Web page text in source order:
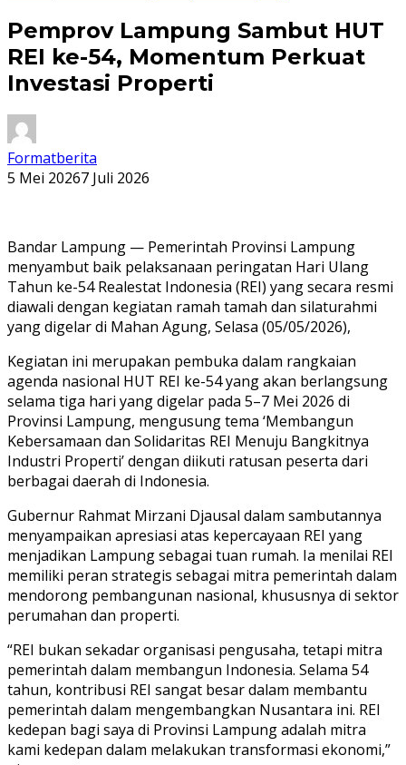
Pemprov Lampung Sambut HUT
REI ke-54, Momentum Perkuat
Investasi Properti
Formatberita
5 Mei 20267 Juli 2026
Bandar Lampung — Pemerintah Provinsi Lampung
menyambut baik pelaksanaan peringatan Hari Ulang
Tahun ke-54 Realestat Indonesia (REI) yang secara resmi
diawali dengan kegiatan ramah tamah dan silaturahmi
yang digelar di Mahan Agung, Selasa (05/05/2026),
Kegiatan ini merupakan pembuka dalam rangkaian
agenda nasional HUT REI ke-54 yang akan berlangsung
selama tiga hari yang digelar pada 5–7 Mei 2026 di
Provinsi Lampung, mengusung tema ‘Membangun
Kebersamaan dan Solidaritas REI Menuju Bangkitnya
Industri Properti’ dengan diikuti ratusan peserta dari
berbagai daerah di Indonesia.
Gubernur Rahmat Mirzani Djausal dalam sambutannya
menyampaikan apresiasi atas kepercayaan REI yang
menjadikan Lampung sebagai tuan rumah. Ia menilai REI
memiliki peran strategis sebagai mitra pemerintah dalam
mendorong pembangunan nasional, khususnya di sektor
perumahan dan properti.
“REI bukan sekadar organisasi pengusaha, tetapi mitra
pemerintah dalam membangun Indonesia. Selama 54
tahun, kontribusi REI sangat besar dalam membantu
pemerintah dalam mengembangkan Nusantara ini. REI
kedepan bagi saya di Provinsi Lampung adalah mitra
kami kedepan dalam melakukan transformasi ekonomi,”